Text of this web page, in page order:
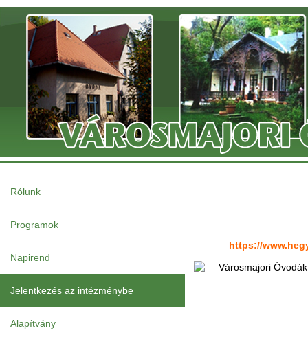
Rólunk
Programok
Napirend
Jelentkezés az intézménybe
Alapítvány
https://